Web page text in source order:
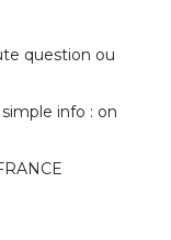
question ou
info : on